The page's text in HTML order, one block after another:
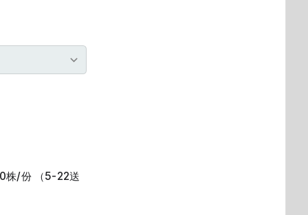
株/份 （5-22送